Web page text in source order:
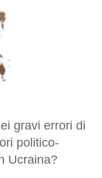
gravi errori di
politico-
Ucraina?